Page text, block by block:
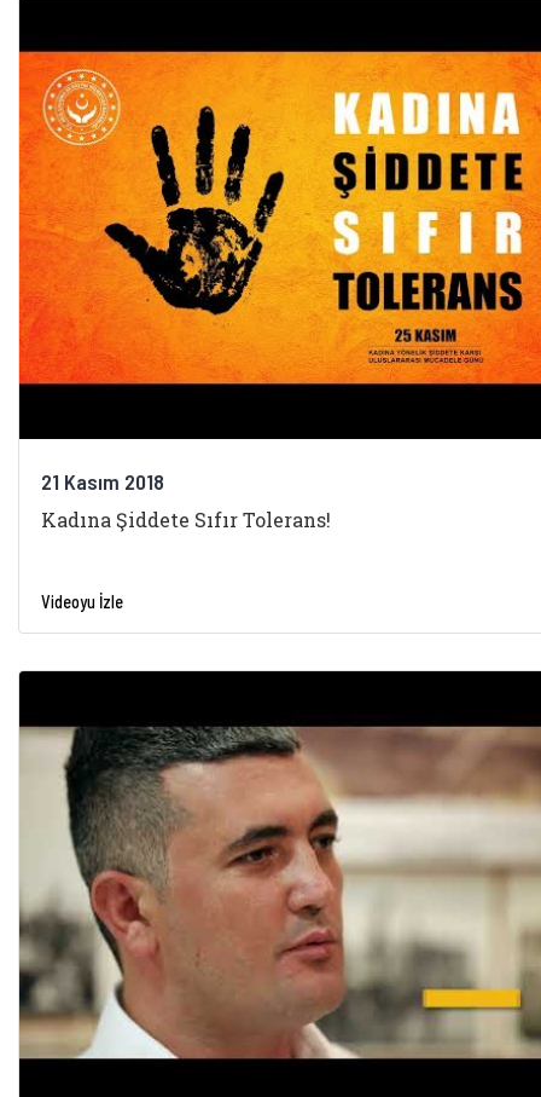
21 Kasım 2018
Kadına Şiddete Sıfır Tolerans!
Videoyu İzle